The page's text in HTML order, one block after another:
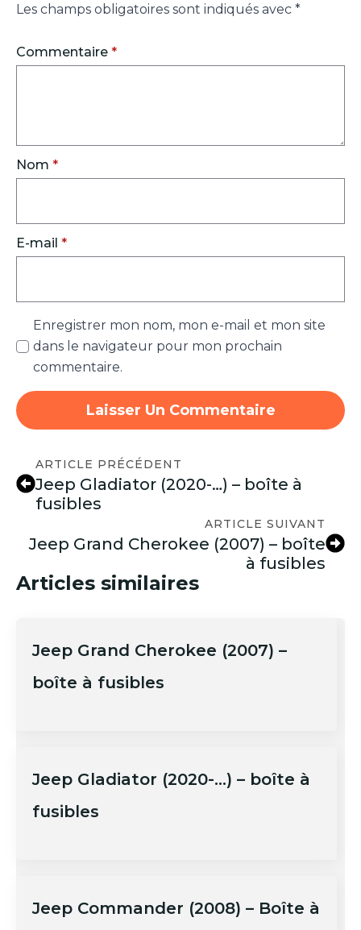
Les champs obligatoires sont indiqués avec *
Commentaire *
Nom *
E-mail *
Enregistrer mon nom, mon e-mail et mon site
dans le navigateur pour mon prochain
commentaire.
ARTICLE PRÉCÉDENT
Jeep Gladiator (2020-…) – boîte à
fusibles
ARTICLE SUIVANT
Jeep Grand Cherokee (2007) – boîte
à fusibles
Articles similaires
Jeep Grand Cherokee (2007) –
boîte à fusibles
Jeep Gladiator (2020-…) – boîte à
fusibles
Jeep Commander (2008) – Boîte à